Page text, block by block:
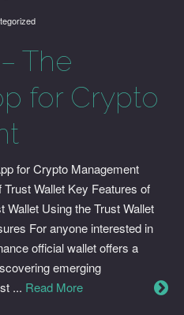
The
for Crypto
for Crypto Management
Wallet Key Features of
Wallet Using the Trust Wallet
For anyone interested in
official wallet offers a
emerging
... Read More